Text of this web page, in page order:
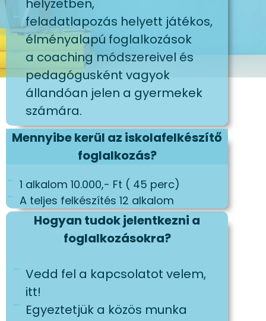
helyzetben,
feladatlapozás helyett játékos,
élményalapú foglalkozások
a coaching módszereivel és
pedagógusként vagyok
állandóan jelen a gyermekek
számára.
Mennyibe kerül az iskolafelkészítő
foglalkozás?
1 alkalom 10.000,- Ft ( 45 perc)
A teljes felkészítés 12 alkalom
Hogyan tudok jelentkezni a
foglalkozásokra?
Vedd fel a kapcsolatot velem,
itt!
Egyeztetjük a közös munka